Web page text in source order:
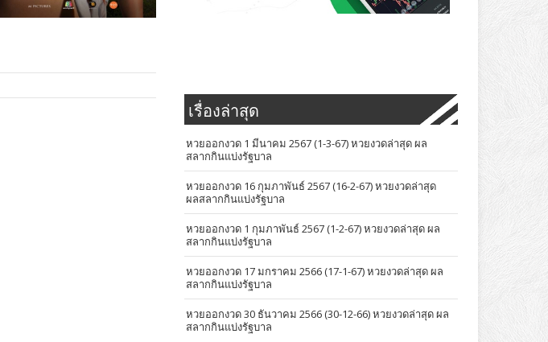
เรื่องล่าสุด
หวยออกงวด 1 มีนาคม 2567 (1-3-67) หวยงวดล่าสุด ผล
สลากกินแบ่งรัฐบาล
หวยออกงวด 16 กุมภาพันธ์ 2567 (16-2-67) หวยงวดล่าสุด
ผลสลากกินแบ่งรัฐบาล
หวยออกงวด 1 กุมภาพันธ์ 2567 (1-2-67) หวยงวดล่าสุด ผล
สลากกินแบ่งรัฐบาล
หวยออกงวด 17 มกราคม 2566 (17-1-67) หวยงวดล่าสุด ผล
สลากกินแบ่งรัฐบาล
หวยออกงวด 30 ธันวาคม 2566 (30-12-66) หวยงวดล่าสุด ผล
สลากกินแบ่งรัฐบาล